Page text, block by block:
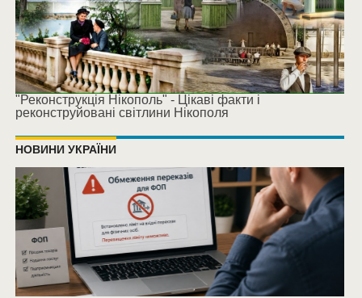
"Реконструкція Нікополь" - Цікаві факти і
реконструйовані світлини Нікополя
НОВИНИ УКРАЇНИ